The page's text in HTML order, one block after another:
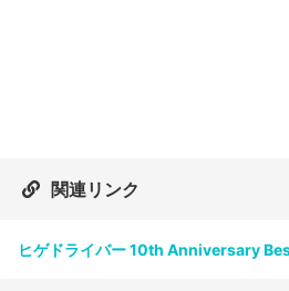
関連リンク
ヒゲドライバー 10th Anniversary